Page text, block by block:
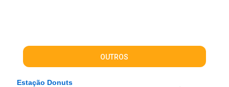
OUTROS
Estação Donuts